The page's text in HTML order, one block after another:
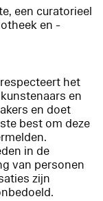
een curatorieel
en -
het
en
en doet
best om deze
in de
van personen
zijn